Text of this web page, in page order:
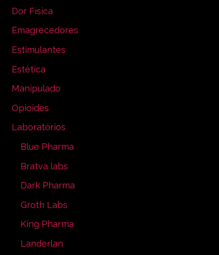
Dor Física
Emagrecedores
Estimulantes
Estética
Manipulado
Opioides
Laboratórios
Blue Pharma
Bratva labs
Dark Pharma
Groth Labs
King Pharma
Landerlan